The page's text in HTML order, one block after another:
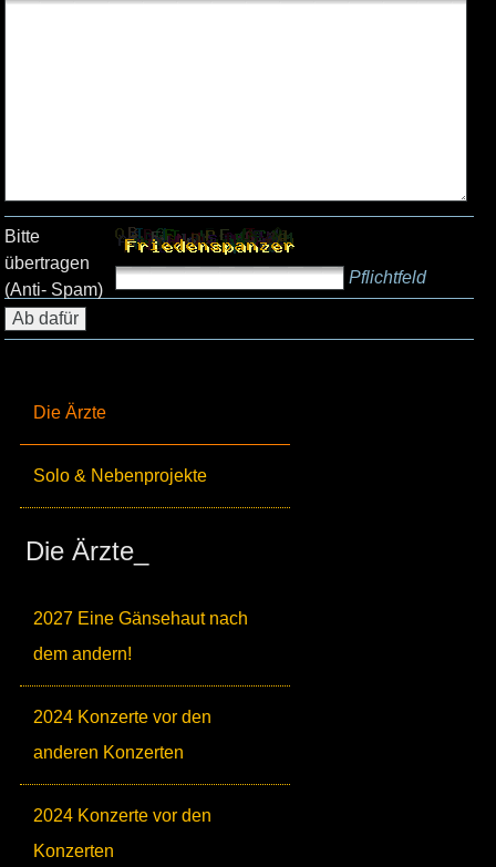
Die Ärzte
Solo & Nebenprojekte
Die Ärzte_
2027 Eine Gänsehaut nach
dem andern!
2024 Konzerte vor den
anderen Konzerten
2024 Konzerte vor den
Konzerten
Bitte
übertragen
(Anti- Spam)
Pflichtfeld